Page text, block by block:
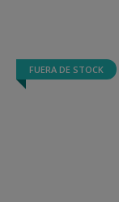
FUERA DE STOCK